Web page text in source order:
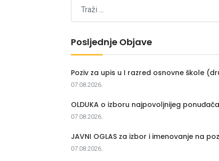
Posljednje Objave
Poziv za upis u I razred osnovne škole
07.08.2026.
OLDUKA o izboru najpovoljnijeg
07.08.2026.
JAVNI OGLAS za izbor i imenovanje na
07.08.2026.